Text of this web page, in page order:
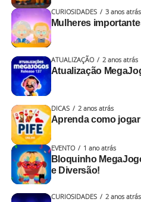
CURIOSIDADES 3 anos atrás
Mulheres
ATUALIZAÇÃO 2 anos atrás
Atualização
DICAS 2 anos atrás
Aprenda como
EVENTO 1 ano atrás
Bloquinho
e Diversão!
CURIOSIDADES 2 anos atrás